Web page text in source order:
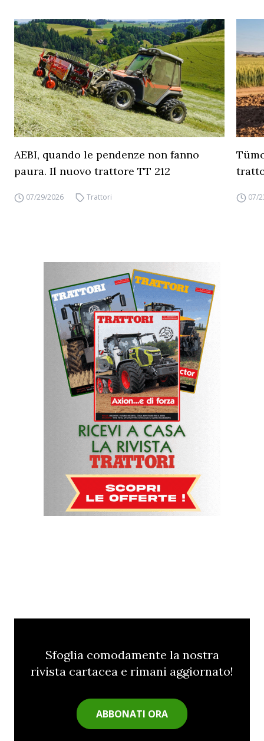
AEBI, quando le pendenze non fanno
paura. Il nuovo trattore TT 212
07/29/2026 Trattori 07/
Sfoglia comodamente la nostra
rivista cartacea e rimani aggiornato!
ABBONATI ORA